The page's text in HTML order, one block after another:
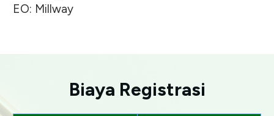
EO: Millway
Biaya Registrasi